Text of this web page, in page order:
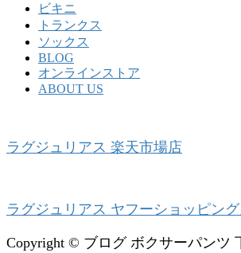
ビキニ
トランクス
ソックス
BLOG
オンラインストア
ABOUT US
ラグジュリアス 楽天市場店
ラグジュリアス ヤフーショッピン
Copyright © ブログ ボクサーパンツ